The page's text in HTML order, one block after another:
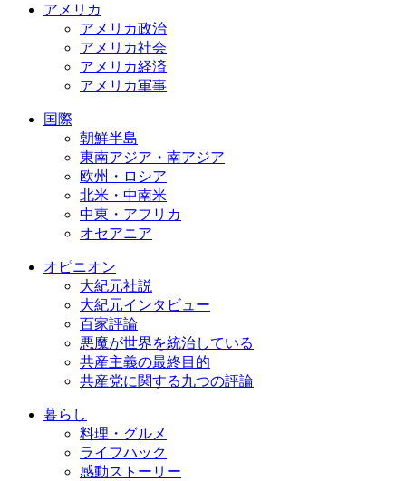
アメリカ
アメリカ政治
アメリカ社会
アメリカ経済
アメリカ軍事
国際
朝鮮半島
東南アジア・南アジア
欧州・ロシア
北米・中南米
中東・アフリカ
オセアニア
オピニオン
大紀元社説
大紀元インタビュー
百家評論
悪魔が世界を統治している
共産主義の最終目的
共産党に関する九つの評論
暮らし
料理・グルメ
ライフハック
感動ストーリー